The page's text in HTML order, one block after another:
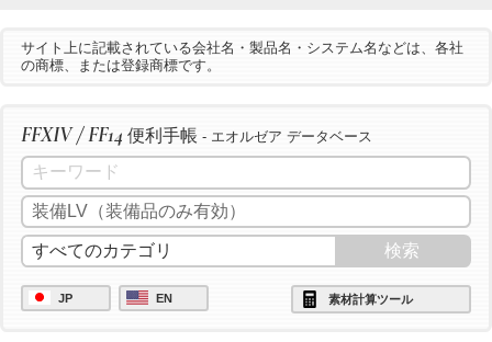
サイト上に記載されている会社名・製品名・システム名などは、各社
の商標、または登録商標です。
FFXIV / FF14 便利手帳 - エオルゼア データベース
JP EN 素材計算ツール